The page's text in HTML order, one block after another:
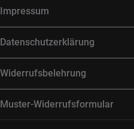
Impressum
Datenschutzerklärung
Widerrufsbelehrung
Muster-Widerrufsformular